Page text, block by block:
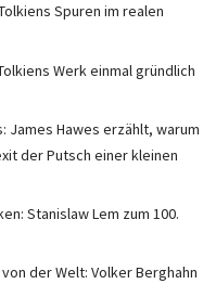
Spuren im realen
Werk einmal gründlich
James Hawes erzählt, warum
der Putsch einer kleinen
Stanislaw Lem zum 100.
der Welt: Volker Berghahn